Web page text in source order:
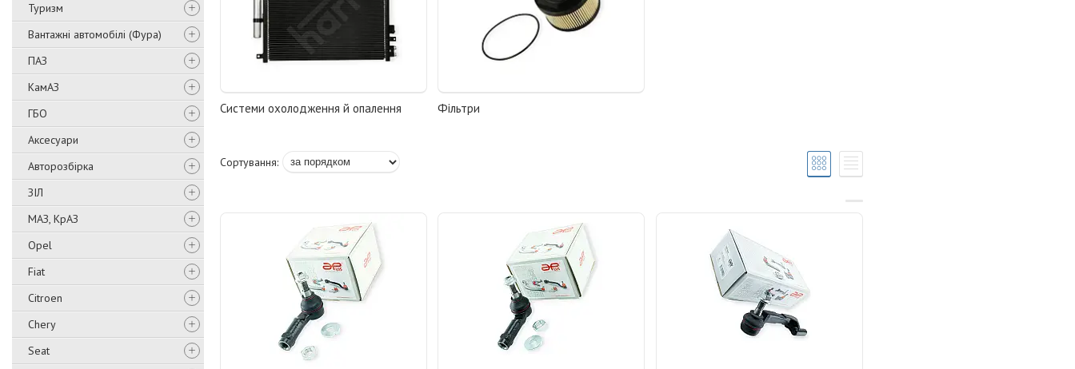
Туризм
Вантажні автомобілі (Фура)
ПАЗ
КамАЗ
ГБО
Аксесуари
Авторозбірка
ЗІЛ
МАЗ, КрАЗ
Opel
Fiat
Citroen
Chery
Seat
Системи охолодження й опалення Фільтри